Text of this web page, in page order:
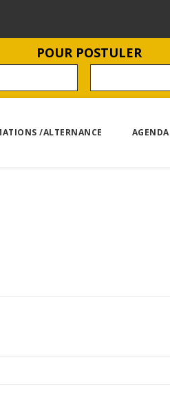
POUR POSTULER
/ALTERNANCE AGENDA